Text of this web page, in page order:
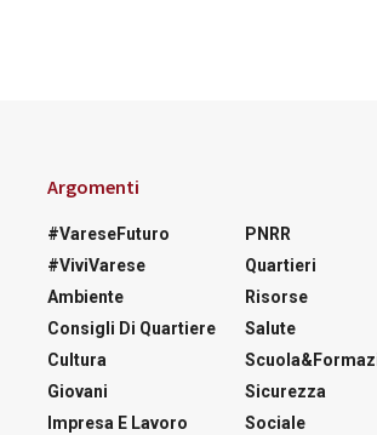
Argomenti
#VareseFuturo
#ViviVarese
Ambiente
Consigli Di Quartiere
Cultura
Giovani
Impresa E Lavoro
PNRR
Quartieri
Risorse
Salute
Sicurezza
Sociale